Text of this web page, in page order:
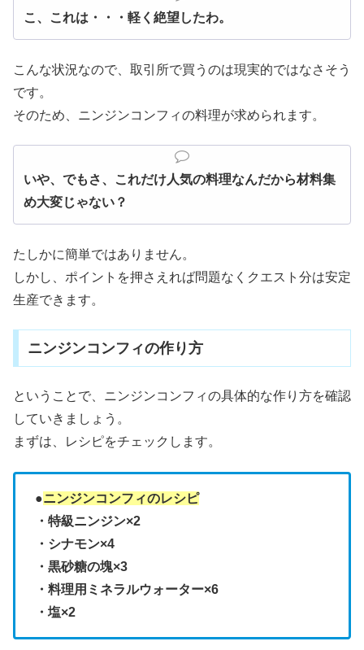
こ、これは・・・軽く絶望したわ。
こんな状況なので、取引所で買うのは現実的ではなさそう
です。
そのため、ニンジンコンフィの料理が求められます。
いや、でもさ、これだけ人気の料理なんだから材料集
め大変じゃない？
たしかに簡単ではありません。
しかし、ポイントを押さえれば問題なくクエスト分は安定
生産できます。
ニンジンコンフィの作り方
ということで、ニンジンコンフィの具体的な作り方を確認
していきましょう。
まずは、レシピをチェックします。
●ニンジンコンフィのレシピ
・特級ニンジン×2
・シナモン×4
・黒砂糖の塊×3
・料理用ミネラルウォーター×6
・塩×2